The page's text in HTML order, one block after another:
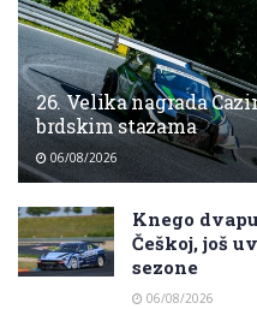
26. Velika nagrada
brdskim stazama
06/08/2026
Knego
Češkoj, još
sezone
06/08/2026